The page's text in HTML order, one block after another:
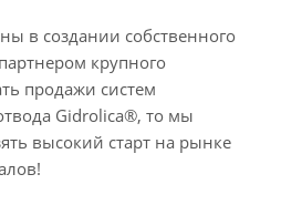
в создании собственного
крупного
продажи систем
Gidrolica®, то мы
высокий старт на рынке